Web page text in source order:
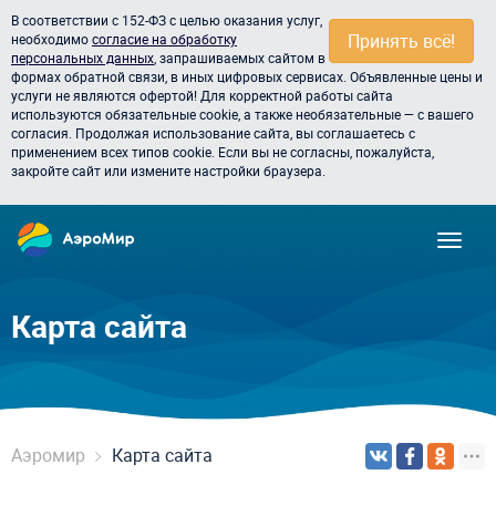
Принять всё!
В соответствии с 152-ФЗ с целью оказания услуг,
необходимосогласие на обработку
персональных данных , запрашиваемых сайтом в
формах обратной связи, в иных цифровых сервисах. Объявленные цены и
услуги не являются офертой! Для корректной работы сайта
используются обязательные cookie, а также необязательные — с вашего
согласия. Продолжая использование сайта, вы соглашаетесь с
применением всех типов cookie. Если вы не согласны, пожалуйста,
закройте сайт или измените настройки браузера.
Карта сайта
Аэромир Карта сайта